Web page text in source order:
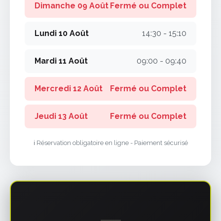
Dimanche 09 Août Fermé ou Complet
Lundi 10 Août 14:30 - 15:10
Mardi 11 Août 09:00 - 09:40
Mercredi 12 Août Fermé ou Complet
Jeudi 13 Août Fermé ou Complet
ℹ️ Réservation obligatoire en ligne - Paiement sécurisé